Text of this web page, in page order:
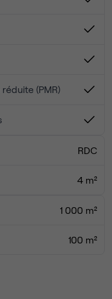
et autoroute, bus en
avec
(PMR)
RDC
4 m²
1 000 m²
100 m²